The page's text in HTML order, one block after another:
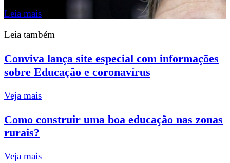
Leia mais
Leia também
Conviva lança site especial com informações
sobre Educação e coronavírus
Veja mais
Como construir uma boa educação nas zonas
rurais?
Veja mais